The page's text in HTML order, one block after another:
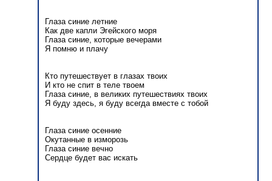
Глаза синие летние
Как две капли Эгейского моря
Глаза синие, которые вечерами
Я помню и плачу
Кто путешествует в глазах твоих
И кто не спит в теле твоем
Глаза синие, в великих путешествиях твоих
Я буду здесь, я буду всегда вместе с тобой
Глаза синие осенние
Окутанные в изморозь
Глаза синие вечно
Сердце будет вас искать